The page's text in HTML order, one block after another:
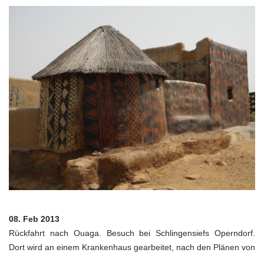
08. Feb 2013
Rückfahrt nach Ouaga. Besuch bei Schlingensiefs Operndorf.
Dort wird an einem Krankenhaus gearbeitet, nach den Plänen von